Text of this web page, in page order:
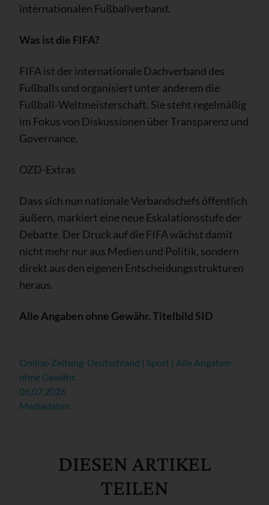
internationalen Fußballverband.
Was ist die FIFA?
FIFA ist der internationale Dachverband des
Fußballs und organisiert unter anderem die
Fußball-Weltmeisterschaft. Sie steht regelmäßig
im Fokus von Diskussionen über Transparenz und
Governance.
OZD-Extras
Dass sich nun nationale Verbandschefs öffentlich
äußern, markiert eine neue Eskalationsstufe der
Debatte. Der Druck auf die FIFA wächst damit
nicht mehr nur aus Medien und Politik, sondern
direkt aus den eigenen Entscheidungsstrukturen
heraus.
Alle Angaben ohne Gewähr. Titelbild SID
Online-Zeitung-Deutschland | Sport | Alle Angaben
ohne Gewähr.
06.07.2026
Mediadaten
DIESEN ARTIKEL
TEILEN